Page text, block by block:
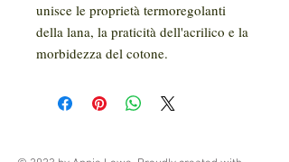
unisce le proprietà termoregolanti
della lana, la praticità dell'acrilico e la
morbidezza del cotone.